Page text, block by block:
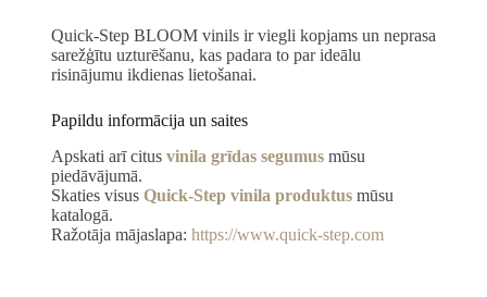
Quick-Step BLOOM vinils ir viegli kopjams un neprasa
sarežģītu uzturēšanu, kas padara to par ideālu
risinājumu ikdienas lietošanai.
Papildu informācija un saites
Apskati arī citus vinila grīdas segumusmūsu
piedāvājumā.
Skaties visus Quick-Step vinila produktusmūsu
katalogā.
Ražotāja mājaslapa: https://www.quick-step.com